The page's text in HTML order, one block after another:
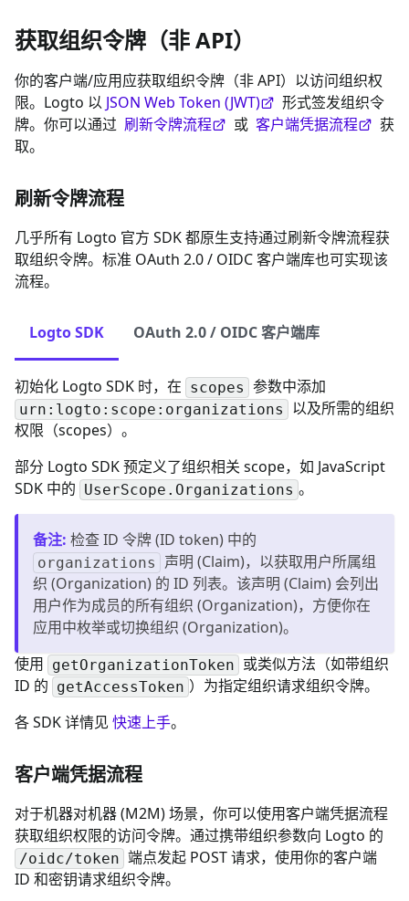
获取组织令牌（非 API）
你的客户端/应用应获取组织令牌（非 API）以访问组织权
限。Logto 以 JSON Web Token (JWT)
形式签发组织令
牌。你可以通过 刷新令牌流程 或 客户端凭据流程
获
取。
刷新令牌流程
几乎所有 Logto 官方 SDK 都原生支持通过刷新令牌流程获
取组织令牌。标准 OAuth 2.0 / OIDC 客户端库也可实现该
流程。
Logto SDK OAuth 2.0 / OIDC 客户端库
初始化 Logto SDK 时，在 scopes 参数中添加
urn:logto:scope:organizations
以及所需的组织
权限（scopes）。
部分 Logto SDK 预定义了组织相关 scope，如 JavaScript
SDK 中的 UserScope.Organizations 。
备注: 检查 ID 令牌 (ID token) 中的
organizations
声明 (Claim)，以获取用户所属组
织 (Organization) 的 ID 列表。该声明 (Claim) 会列出
用户作为成员的所有组织 (Organization)，方便你在
应用中枚举或切换组织 (Organization)。
使用 getOrganizationToken 或类似方法（如带组织
ID 的 getAccessToken ）为指定组织请求组织令牌。
各 SDK 详情见 快速上手。
客户端凭据流程
对于机器对机器 (M2M) 场景，你可以使用客户端凭据流程
获取组织权限的访问令牌。通过携带组织参数向 Logto 的
/oidc/token 端点发起 POST 请求，使用你的客户端
ID 和密钥请求组织令牌。